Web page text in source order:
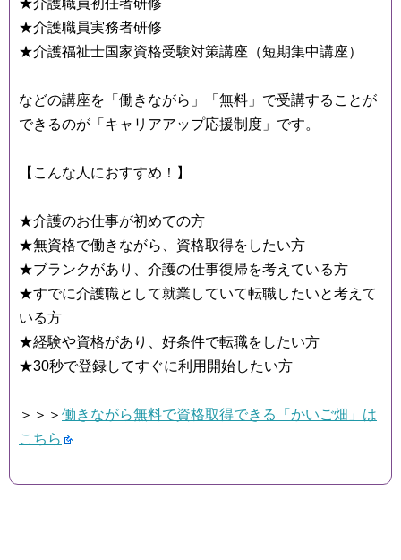
★介護職員初任者研修
★介護職員実務者研修
★介護福祉士国家資格受験対策講座（短期集中講座）
などの講座を「働きながら」「無料」で受講することが
できるのが「キャリアアップ応援制度」です。
【こんな人におすすめ！】
★介護のお仕事が初めての方
★無資格で働きながら、資格取得をしたい方
★ブランクがあり、介護の仕事復帰を考えている方
★すでに介護職として就業していて転職したいと考えて
いる方
★経験や資格があり、好条件で転職をしたい方
★30秒で登録してすぐに利用開始したい方
＞＞＞ 働きながら無料で資格取得できる「かいご畑」は
こちら